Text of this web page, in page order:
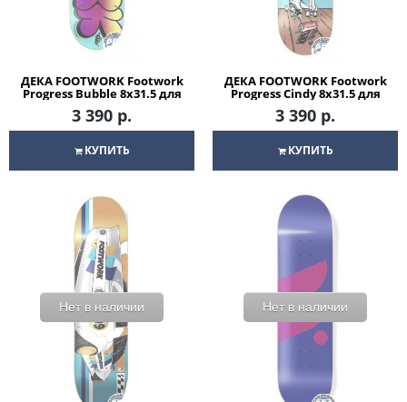
ДЕКА FOOTWORK Footwork
Progress Bubble 8x31.5 для
скейтборда
3 390 р.
КУПИТЬ
ДЕКА FOOTWORK Footwork
Progress Cindy 8x31.5 для
скейтборда
3 390 р.
КУПИТЬ
Нет в наличии Нет в наличии